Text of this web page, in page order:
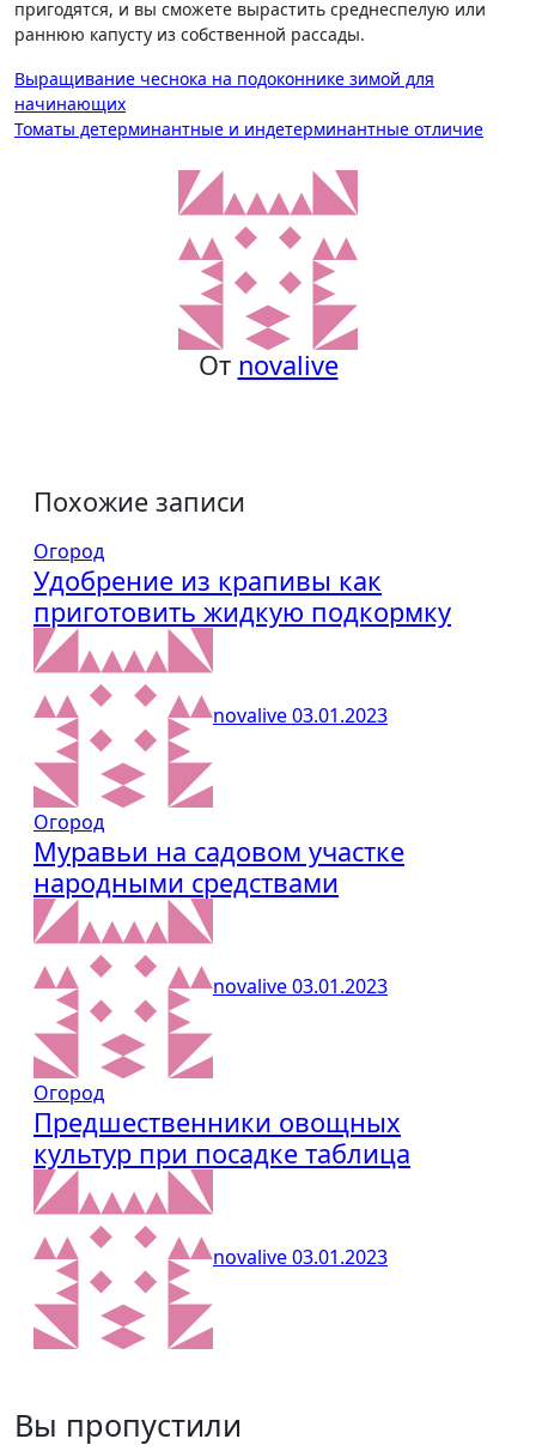
пригодятся, и вы сможете вырастить среднеспелую или
раннюю капусту из собственной рассады.
Навигация
по
записям
Выращивание чеснока на подоконнике зимой для
начинающих
Томаты детерминантные и индетерминантные отличие
От novalive
Похожие записи
Огород
Удобрение из крапивы как
приготовить жидкую подкормку
novalive03.01.2023
Огород
Муравьи на садовом участке
народными средствами
novalive03.01.2023
Огород
Предшественники овощных
культур при посадке таблица
novalive03.01.2023
Вы пропустили